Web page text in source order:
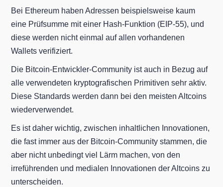
Bei Ethereum haben Adressen beispielsweise kaum
eine Prüfsumme mit einer Hash-Funktion (EIP-55), und
diese werden nicht einmal auf allen vorhandenen
Wallets verifiziert.
Die Bitcoin-Entwickler-Community ist auch in Bezug auf
alle verwendeten kryptografischen Primitiven sehr aktiv.
Diese Standards werden dann bei den meisten Altcoins
wiederverwendet.
Es ist daher wichtig, zwischen inhaltlichen Innovationen,
die fast immer aus der Bitcoin-Community stammen, die
aber nicht unbedingt viel Lärm machen, von den
irreführenden und medialen Innovationen der Altcoins zu
unterscheiden.